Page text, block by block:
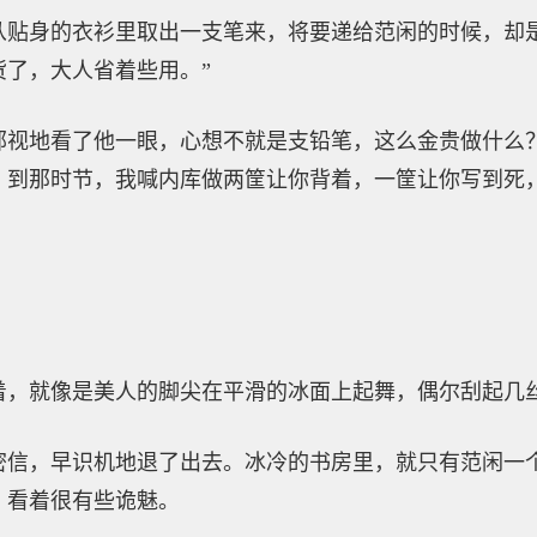
身的衣衫里取出一支笔来，将要递给范闲的时候，却
，大人省着些用。”
地看了他一眼，心想不就是支铅笔，这么金贵做什么
那时节，我喊内库做两筐让你背着，一筐让你写到死
就像是美人的脚尖在平滑的冰面上起舞，偶尔刮起几
，早识机地退了出去。冰冷的书房里，就只有范闲一
着很有些诡魅。